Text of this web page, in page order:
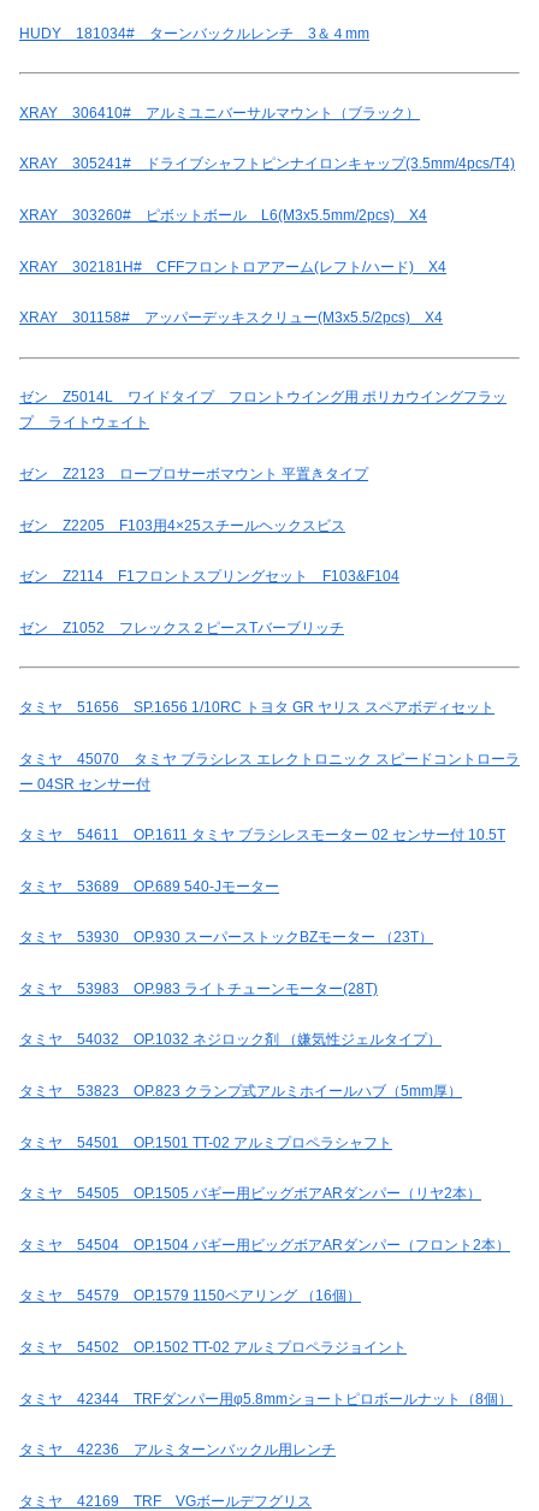
HUDY 181034# ターンバックルレンチ 3＆４mm
XRAY 306410# アルミユニバーサルマウント（ブラック）
XRAY 305241# ドライブシャフトピンナイロンキャップ(3.5mm/4pcs/T4)
XRAY 303260# ピボットボール L6(M3x5.5mm/2pcs) X4
XRAY 302181H# CFFフロントロアアーム(レフト/ハード) X4
XRAY 301158# アッパーデッキスクリュー(M3x5.5/2pcs) X4
ゼン Z5014L ワイドタイプ フロントウイング用 ポリカウイングフラッ
プ ライトウェイト
ゼン Z2123 ロープロサーボマウント 平置きタイプ
ゼン Z2205 F103用4×25スチールヘックスビス
ゼン Z2114 F1フロントスプリングセット F103&F104
ゼン Z1052 フレックス２ピースTバーブリッチ
タミヤ 51656 SP.1656 1/10RC トヨタ GR ヤリス スペアボディセット
タミヤ 45070 タミヤ ブラシレス エレクトロニック スピードコントローラ
ー 04SR センサー付
タミヤ 54611 OP.1611 タミヤ ブラシレスモーター 02 センサー付 10.5T
タミヤ 53689 OP.689 540-Jモーター
タミヤ 53930 OP.930 スーパーストックBZモーター （23T）
タミヤ 53983 OP.983 ライトチューンモーター(28T)
タミヤ 54032 OP.1032 ネジロック剤 （嫌気性ジェルタイプ）
タミヤ 53823 OP.823 クランプ式アルミホイールハブ（5mm厚）
タミヤ 54501 OP.1501 TT-02 アルミプロペラシャフト
タミヤ 54505 OP.1505 バギー用ビッグボアARダンパー（リヤ2本）
タミヤ 54504 OP.1504 バギー用ビッグボアARダンパー（フロント2本）
タミヤ 54579 OP.1579 1150ベアリング （16個）
タミヤ 54502 OP.1502 TT-02 アルミプロペラジョイント
タミヤ 42344 TRFダンパー用φ5.8mmショートピロボールナット（8個）
タミヤ 42236 アルミターンバックル用レンチ
タミヤ 42169 TRF VGボールデフグリス